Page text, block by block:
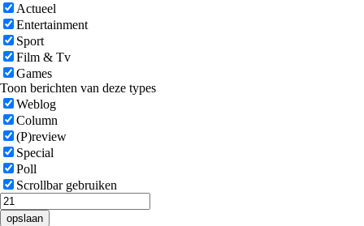
Actueel
Entertainment
Sport
Film & Tv
Games
Toon berichten van deze types
Weblog
Column
(P)review
Special
Poll
Scrollbar gebruiken
opslaan